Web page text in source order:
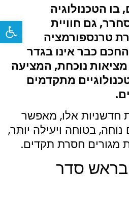
בו הטכנולוגיה
גם חוויית
טרנספורמציה
כבר אינו בגדר
נוכחת, המציעה
מתקדמים
חדשניות אלו, מאפשר
בטוחה ויעילה יותר,
מגורים חסרת תקדים.
בראש סדר